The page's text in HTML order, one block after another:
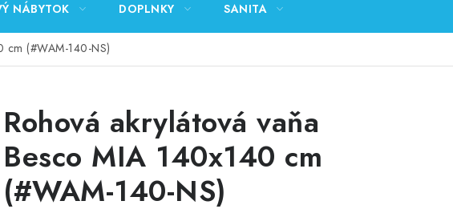
NÁBYTOK DOPLNKY SANITA
cm (#WAM-140-NS)
Rohová akrylátová vaňa
Besco MIA 140x140 cm
(#WAM-140-NS)